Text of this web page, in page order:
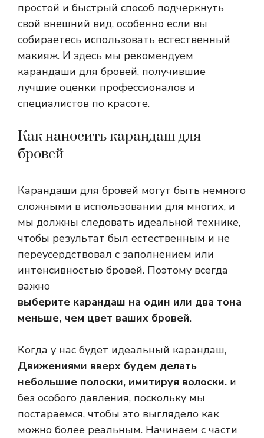
простой и быстрый способ подчеркнуть
свой внешний вид, особенно если вы
собираетесь использовать естественный
макияж. И здесь мы рекомендуем
карандаши для бровей, получившие
лучшие оценки профессионалов и
специалистов по красоте.
Как наносить карандаш для
бровей
Карандаши для бровей могут быть немного
сложными в использовании для многих, и
мы должны следовать идеальной технике,
чтобы результат был естественным и не
переусердствовал с заполнением или
интенсивностью бровей. Поэтому всегда
важно
выберите карандаш на один или два тона
меньше, чем цвет ваших бровей.
Когда у нас будет идеальный карандаш,
Движениями вверх будем делать
небольшие полоски, имитируя волоски. и
без особого давления, поскольку мы
постараемся, чтобы это выглядело как
можно более реальным. Начинаем с части